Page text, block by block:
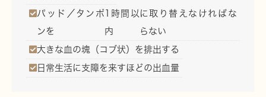
パッド／タンポ
ンを
1時間以
内
に取り替えなければな
らない
大きな血の塊（コブ状）を排出する
日常生活に支障を来すほどの出血量